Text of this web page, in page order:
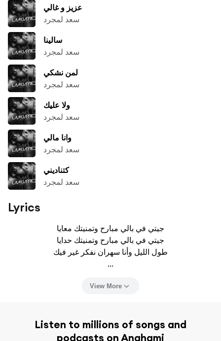
عزيز و غالي
سعد لمجرد
سالينا
سعد لمجرد
لمن نشكي
سعد لمجرد
ولا عليك
سعد لمجرد
وانا مالي
سعد لمجرد
كتناديني
سعد لمجرد
Lyrics
جیتي في بالي مبارح وتمنیتك معايا
جیتي في بالي مبارح وتمنیتك حدایا
طول اللیل وأنا سهران نفکر غیر فیك
...
View More
Listen to millions of songs and
podcasts on Anghami